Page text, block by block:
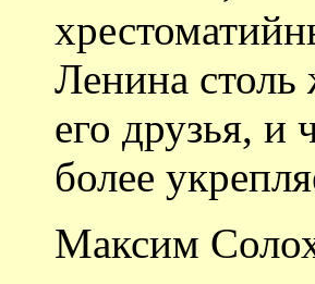
Ленина
его друзья, и
более
Максим